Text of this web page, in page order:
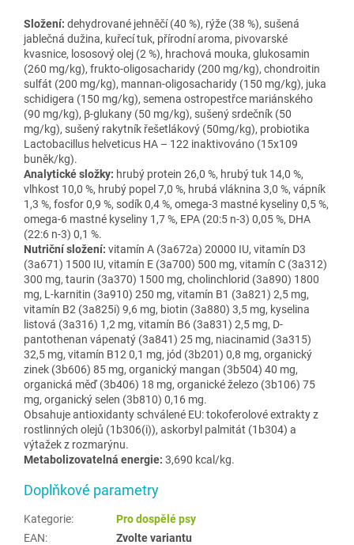
Složení: dehydrované jehněčí (40 %), rýže (38 %), sušená
jablečná dužina, kuřecí tuk, přírodní aroma, pivovarské
kvasnice, lososový olej (2 %), hrachová mouka, glukosamin
(260 mg/kg), frukto-oligosacharidy (200 mg/kg), chondroitin
sulfát (200 mg/kg), mannan-oligosacharidy (150 mg/kg), juka
schidigera (150 mg/kg), semena ostropestřce mariánského
(90 mg/kg), β-glukany (50 mg/kg), sušený srdečník (50
mg/kg), sušený rakytník řešetlákový (50mg/kg), probiotika
Lactobacillus helveticus HA – 122 inaktivováno (15x109
buněk/kg).
Analytické složky: hrubý protein 26,0 %, hrubý tuk 14,0 %,
vlhkost 10,0 %, hrubý popel 7,0 %, hrubá vláknina 3,0 %, vápník
1,3 %, fosfor 0,9 %, sodík 0,4 %, omega-3 mastné kyseliny 0,5 %,
omega-6 mastné kyseliny 1,7 %, EPA (20:5 n-3) 0,05 %, DHA
(22:6 n-3) 0,1 %.
Nutriční složení: vitamín A (3a672a) 20000 IU, vitamín D3
(3a671) 1500 IU, vitamín E (3a700) 500 mg, vitamín C (3a312)
300 mg, taurin (3a370) 1500 mg, cholinchlorid (3a890) 1800
mg, L-karnitin (3a910) 250 mg, vitamín B1 (3a821) 2,5 mg,
vitamín B2 (3a825i) 9,6 mg, biotin (3a880) 3,5 mg, kyselina
listová (3a316) 1,2 mg, vitamín B6 (3a831) 2,5 mg, D-
pantothenan vápenatý (3a841) 25 mg, niacinamid (3a315)
32,5 mg, vitamín B12 0,1 mg, jód (3b201) 0,8 mg, organický
zinek (3b606) 85 mg, organický mangan (3b504) 40 mg,
organická měď (3b406) 18 mg, organické železo (3b106) 75
mg, organický selen (3b810) 0,16 mg.
Obsahuje antioxidanty schválené EU: tokoferolové extrakty z
rostlinných olejů (1b306(i)), askorbyl palmitát (1b304) a
výtažek z rozmarýnu.
Metabolizovatelná energie: 3,690 kcal/kg.
Doplňkové parametry
Kategorie:
Pro dospělé psy
EAN:
Zvolte variantu